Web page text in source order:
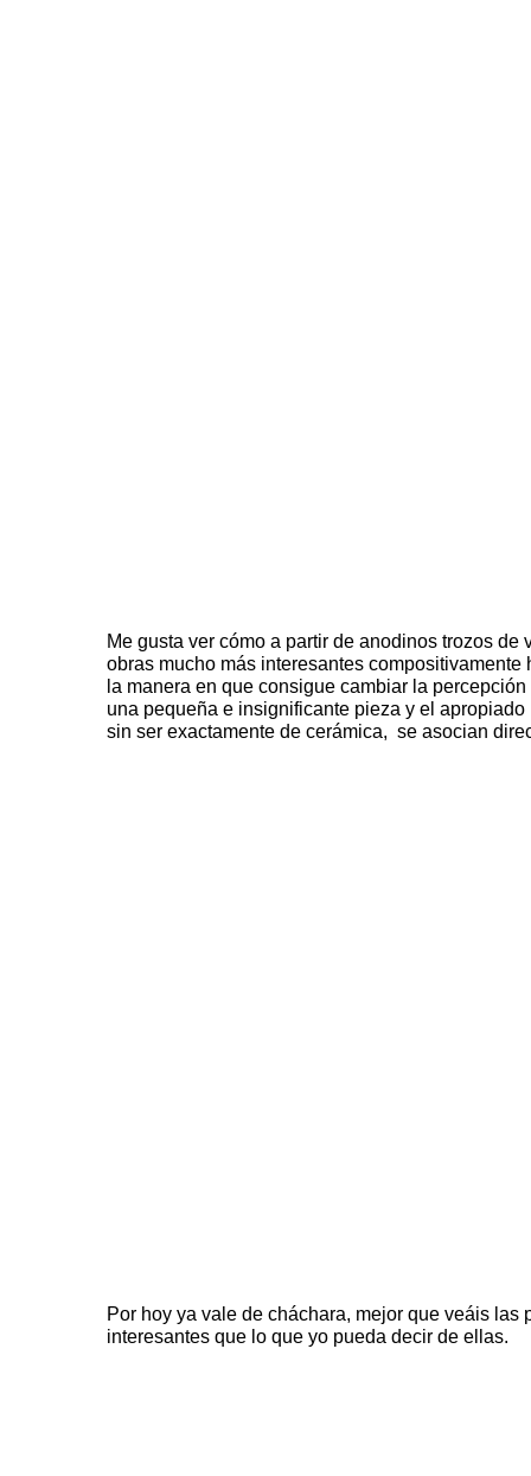
Me gusta ver cómo a partir de anodinos trozos
obras mucho más interesantes
la manera en que consigue cambiar la
una pequeña e insignificante pieza y el
sin ser exactamente de cerámica, se asocian
Por hoy ya vale de cháchara, mejor que veáis las
interesantes que lo que yo pueda decir de ellas.